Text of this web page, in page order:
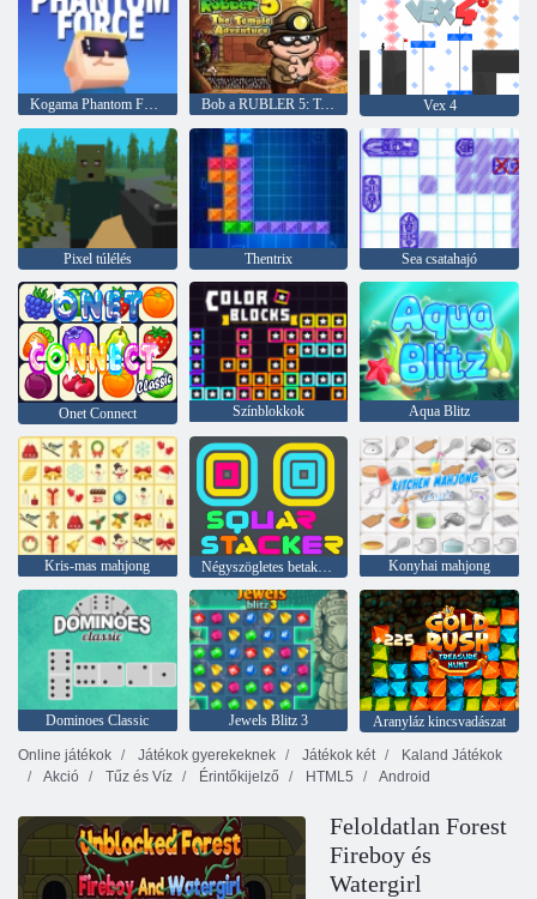
Kogama Phantom Force Bob a RUBLER 5: Templom kalandja Vex 4
Pixel túlélés Thentrix Sea csatahajó
Onet Connect Színblokkok Aqua Blitz
Kris-mas mahjong Négyszögletes betakarító Konyhai mahjong
Dominoes Classic Jewels Blitz 3
Aranyláz kincsvadászat
Online játékok
Játékok gyerekeknek Játékok két
Kaland Játékok
Akció
Tűz és Víz Érintőkijelző HTML5 Android
Feloldatlan Forest
Fireboy és
Watergirl